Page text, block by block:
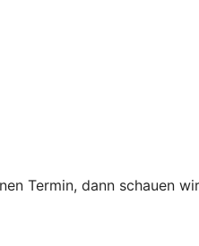
Termin, dann schauen